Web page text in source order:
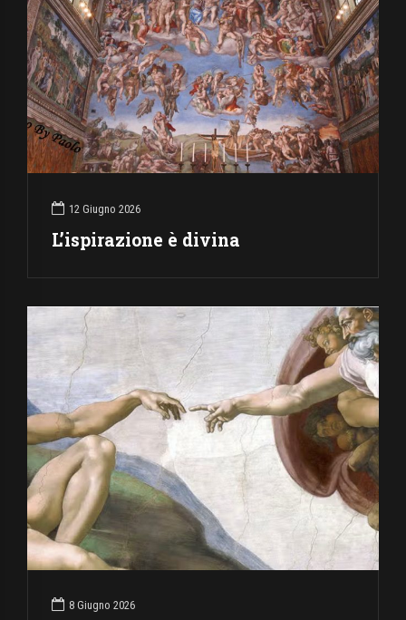
12 Giugno 2026
L’ispirazione è divina
8 Giugno 2026